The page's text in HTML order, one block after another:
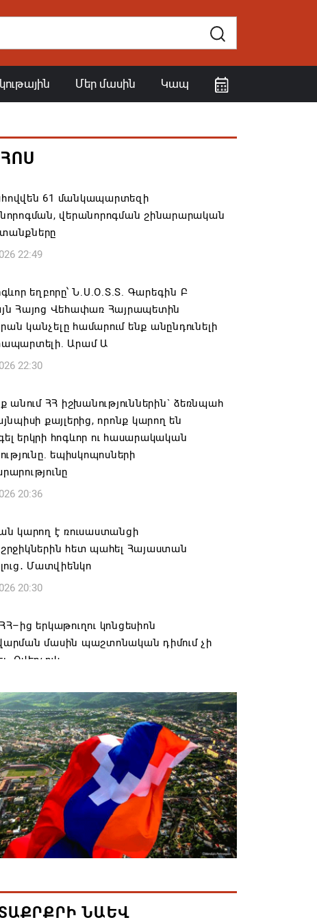
Մեր մասին Կապ
61 մանկապարտեզի
վերանորոգման շինարարական
22:49
եղբորը՝ Ն.Ս.Օ.Տ.Տ. Գարեգին Բ
Հայոց Վեհափառ Հայրապետին
կանչելը համարում ենք անընդունելի
Արամ Ա
22:30
անում ՀՀ իշխանություններին` ձեռնպահ
քայլերից, որոնք կարող են
երկրի հոգևոր ու հասարակական
եպիսկոպոսների
20:36
կարող է ռուսաստանցի
հետ պահել Հայաստան
Մատվիենկո
20:30
երկաթուղու կոնցեսիոն
մասին պաշտոնական դիմում չի
Օվերչուկ
Առաքելական Եկեղեցու
կկանգնի դատարանի առջև՝
հետ խորացող
պատճառով․ Reuters-ի
18:41
Ադրբեջանի տարածքով
17:52
ՆԱԵՎ